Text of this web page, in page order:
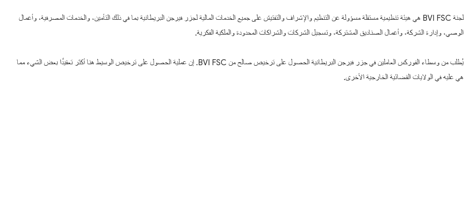
لجنة BVI FSC هي هيئة تنظيمية مستقلة مسؤولة عن التنظيم والإشراف والتفتيش على جميع الخدمات المالية لجزر فيرجن البريطانية بما في ذلك التأمين، والخدمات المصرفية، وأعمال
الوصي، وإدارة الشركة، وأعمال الصناديق المشتركة، وتسجيل الشركات والشراكات المحدودة والملكية الفكرية.
يُطلب من وسطاء الفوركس العاملين في جزر فيرجن البريطانية الحصول على ترخيص صالح من BVI FSC. إن عملية الحصول على ترخيص الوسيط هنا أكثر تعقيدًا بعض الشيء مما
هي عليه في الولايات القضائية الخارجية الأخرى.